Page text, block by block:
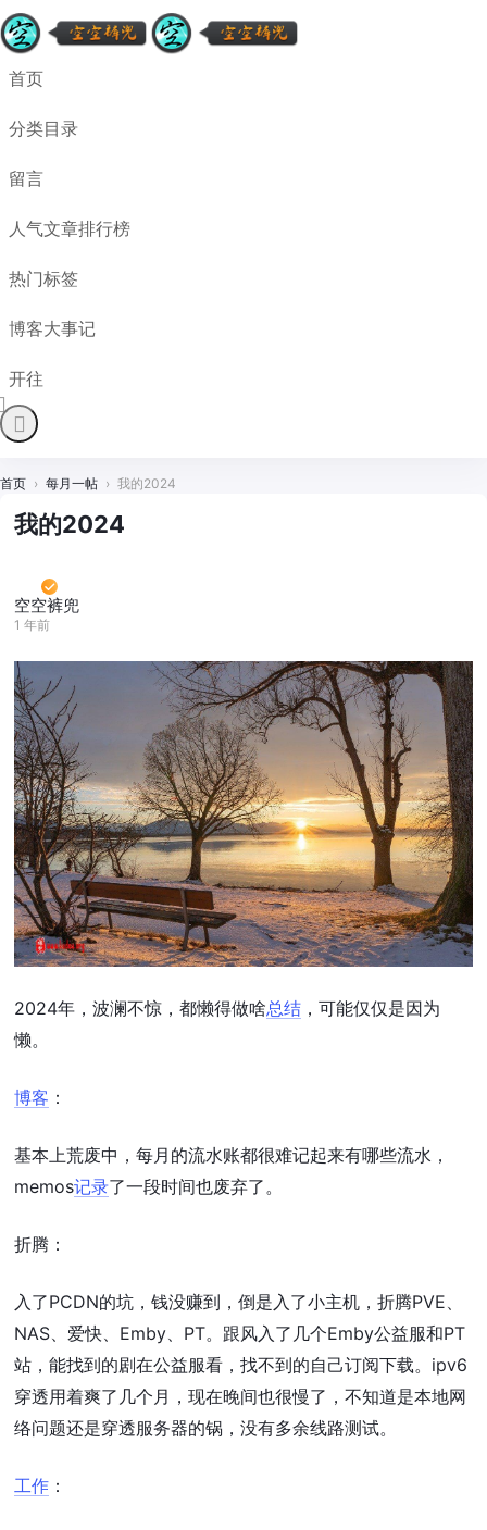
首页
分类目录
留言
人气文章排行榜
热门标签
博客大事记
开往
首页 › 每月一帖 › 我的2024
我的2024
空空裤兜
1 年前
2024年，波澜不惊，都懒得做啥总结 ，可能仅仅是因为
懒。
博客 ：
基本上荒废中，每月的流水账都很难记起来有哪些流水，
memos记录了一段时间也废弃了。
折腾：
入了PCDN的坑，钱没赚到，倒是入了小主机，折腾PVE、
NAS、爱快、Emby、PT。跟风入了几个Emby公益服和PT
站，能找到的剧在公益服看，找不到的自己订阅下载。ipv6
穿透用着爽了几个月，现在晚间也很慢了，不知道是本地网
络问题还是穿透服务器的锅，没有多余线路测试。
工作 ：